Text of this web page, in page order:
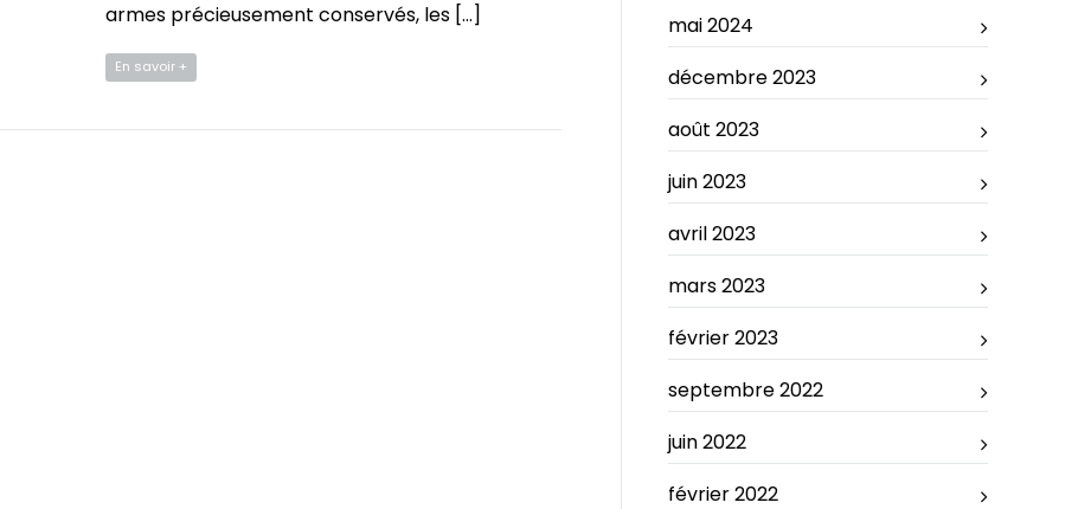
armes précieusement conservés, les […]
En savoir +
mai 2024
décembre 2023
août 2023
juin 2023
avril 2023
mars 2023
février 2023
septembre 2022
juin 2022
février 2022